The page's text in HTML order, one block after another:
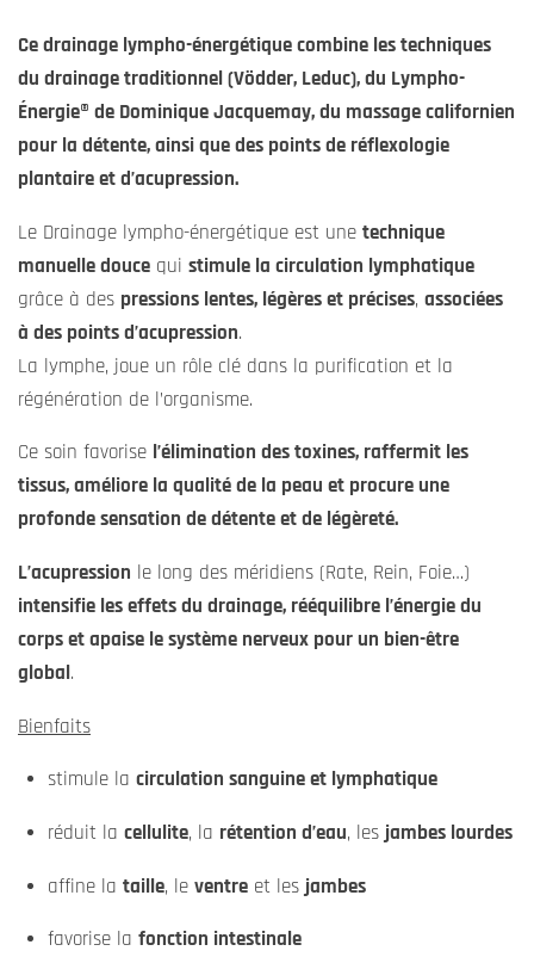
Ce drainage lympho-énergétique combine les techniques
du drainage traditionnel (Vödder, Leduc), du Lympho-
Énergie® de Dominique Jacquemay, du massage californien
pour la détente, ainsi que des points de réflexologie
plantaire et d’acupression.
Le Drainage lympho-énergétique est une technique
manuelle douce qui stimule la circulation lymphatique
grâce à des pressions lentes, légères et précises, associées
à des points d’acupression.
La lymphe, joue un rôle clé dans la purification et la
régénération de l’organisme.
Ce soin favorise l’élimination des toxines, raffermit les
tissus, améliore la qualité de la peau et procure une
profonde sensation de détente et de légèreté.
L’acupression le long des méridiens (Rate, Rein, Foie…)
intensifie les effets du drainage, rééquilibre l’énergie du
corps et apaise le système nerveux pour un bien-être
global.
Bienfaits
stimule la circulation sanguine et lymphatique
réduit la cellulite, la rétention d’eau, les jambes lourdes
affine la taille, le ventre et les jambes
favorise la fonction intestinale